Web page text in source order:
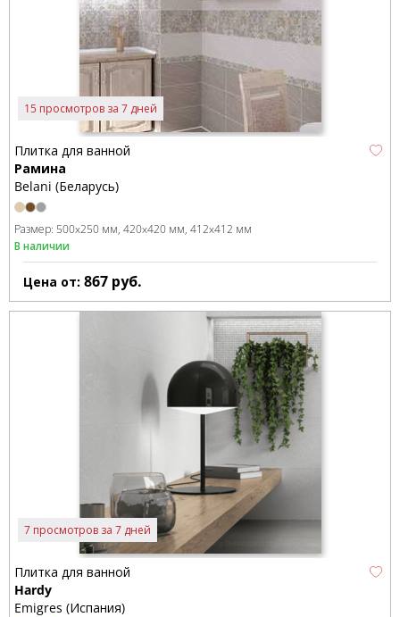
15 просмотров за 7 дней
Плитка для ванной
Рамина
Belani (Беларусь)
Размер: 500x250 мм 420x420 мм 412x412 мм
В наличии
Цена от: 867 руб.
7 просмотров за 7 дней
Плитка для ванной
Hardy
Emigres (Испания)